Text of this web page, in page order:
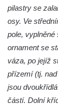
Dům
Dům
Bývalá
Dům
Dům
Dům
Torzo
pilastry se
osy. Ve
pole,
ornament se
váza, po jejíž
přízemí (tj.
jsou
částí. Dolní